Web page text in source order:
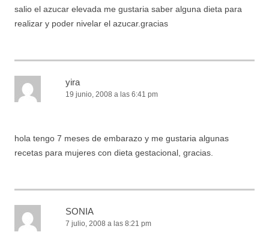
salio el azucar elevada me gustaria saber alguna dieta para
realizar y poder nivelar el azucar.gracias
yira
19 junio, 2008 a las 6:41 pm
hola tengo 7 meses de embarazo y me gustaria algunas
recetas para mujeres con dieta gestacional, gracias.
SONIA
7 julio, 2008 a las 8:21 pm